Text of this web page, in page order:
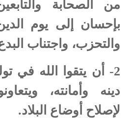
من الصحابة
بإحسان إلى يوم
والتحزب، واجتناب
2-
أن يتقوا الله في
دينه وأمانته،
لإصلاح أوضاع البلاد.